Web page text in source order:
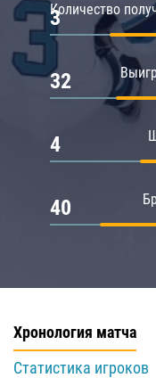
Количество
3
32
4
40
Хронология матча
Статистика игроков